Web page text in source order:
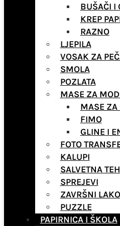
BUŠAČI I
KREP
RAZNO
LJEPILA
VOSAK ZA
SMOLA
POZLATA
MASE ZA
MASE ZA
FIMO
GLINE I
FOTO
KALUPI
SALVETNA
SPREJEVI
ZAVRŠNI
PUZZLE
PAPIRNICA I ŠKOLA